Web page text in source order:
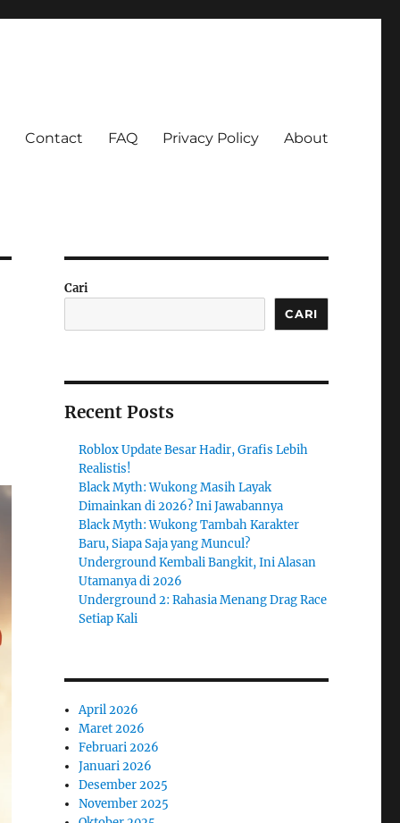
Contact FAQ Privacy Policy About
Cari
CARI
Recent Posts
Roblox Update Besar Hadir, Grafis Lebih
Realistis!
Black Myth: Wukong Masih Layak
Dimainkan di 2026? Ini Jawabannya
Black Myth: Wukong Tambah Karakter
Baru, Siapa Saja yang Muncul?
Underground Kembali Bangkit, Ini Alasan
Utamanya di 2026
Underground 2: Rahasia Menang Drag Race
Setiap Kali
April 2026
Maret 2026
Februari 2026
Januari 2026
Desember 2025
November 2025